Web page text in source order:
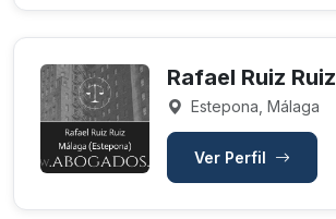
Rafael Ruiz Ruiz
Estepona, Málaga
Ver Perfil